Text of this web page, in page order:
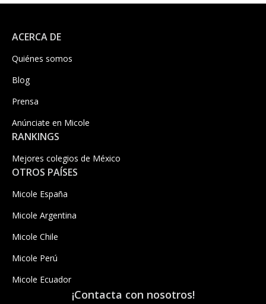
ACERCA DE
Quiénes somos
Blog
Prensa
Anúnciate en Micole
RANKINGS
Mejores colegios de México
OTROS PAÍSES
Micole España
Micole Argentina
Micole Chile
Micole Perú
Micole Ecuador
¡Contacta con nosotros!